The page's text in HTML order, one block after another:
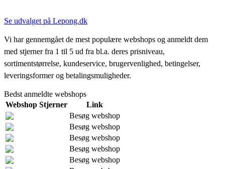
Se udvalget på Lepong.dk
Vi har gennemgået de mest populære webshops og anmeldt dem
med stjerner fra 1 til 5 ud fra bl.a. deres prisniveau,
sortimentstørrelse, kundeservice, brugervenlighed, betingelser,
leveringsformer og betalingsmuligheder.
Bedst anmeldte webshops
Webshop Stjerner
Link
Besøg webshop
Besøg webshop
Besøg webshop
Besøg webshop
Besøg webshop